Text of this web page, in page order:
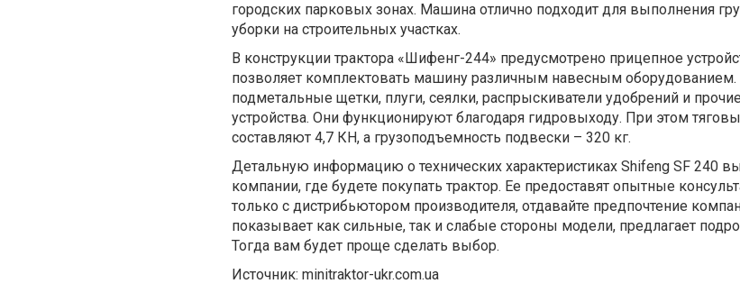
городских парковых зонах. Машина отлично подходит для выполнения
уборки на строительных участках.
В конструкции трактора «Шифенг-244» предусмотрено прицепное
позволяет комплектовать машину различным навесным оборудованием.
подметальные щетки, плуги, сеялки, распрыскиватели удобрений и
устройства. Они функционируют благодаря гидровыходу. При этом
составляют 4,7 КН, а грузоподъемность подвески – 320 кг.
Детальную информацию о технических характеристиках Shifeng SF 240
компании, где будете покупать трактор. Ее предоставят опытные
только с дистрибьютором производителя, отдавайте предпочтение
показывает как сильные, так и слабые стороны модели, предлагает
Тогда вам будет проще сделать выбор.
Источник: minitraktor-ukr.com.ua